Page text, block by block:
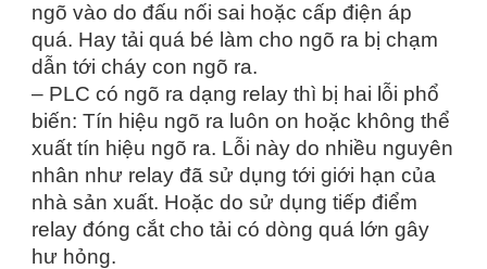
ngõ vào do đấu nối sai hoặc cấp điện áp
quá. Hay tải quá bé làm cho ngõ ra bị chạm
dẫn tới cháy con ngõ ra.
– PLC có ngõ ra dạng relay thì bị hai lỗi phổ
biến: Tín hiệu ngõ ra luôn on hoặc không thể
xuất tín hiệu ngõ ra. Lỗi này do nhiều nguyên
nhân như relay đã sử dụng tới giới hạn của
nhà sản xuất. Hoặc do sử dụng tiếp điểm
relay đóng cắt cho tải có dòng quá lớn gây
hư hỏng.